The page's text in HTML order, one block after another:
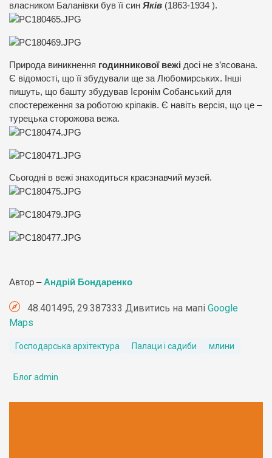
власником Баланівки був її син Яків (1863-1934 ).
Природа виникнення годинникової вежі досі не з’ясована.
Є відомості, що її збудували ще за Любомирських. Інші
пишуть, що башту збудував Ієронім Собанський для
спостереження за роботою кріпаків. Є навіть версія, що це –
турецька сторожова вежа.
Сьогодні в вежі знаходиться краєзнавчий музей.
Автор –Андрій Бондаренко
48.401495, 29.387333 Дивитись на мапі Google
Maps
Господарська архітектура Палаци і садиби млини
Блог admin